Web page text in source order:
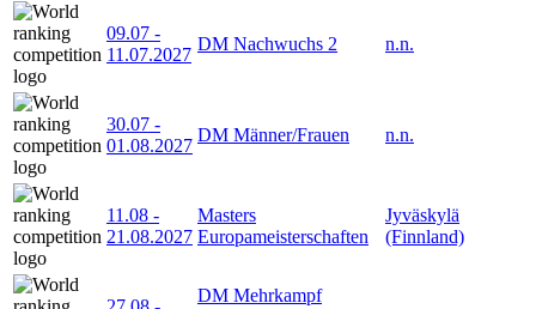
09.07 -
11.07.2027
DM Nachwuchs 2 n.n.
30.07 -
01.08.2027
DM Männer/Frauen n.n.
11.08 -
21.08.2027
Masters
Europameisterschaften
Jyväskylä
(Finnland)
DM Mehrkampf